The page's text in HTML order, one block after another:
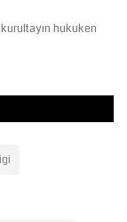
hukuken